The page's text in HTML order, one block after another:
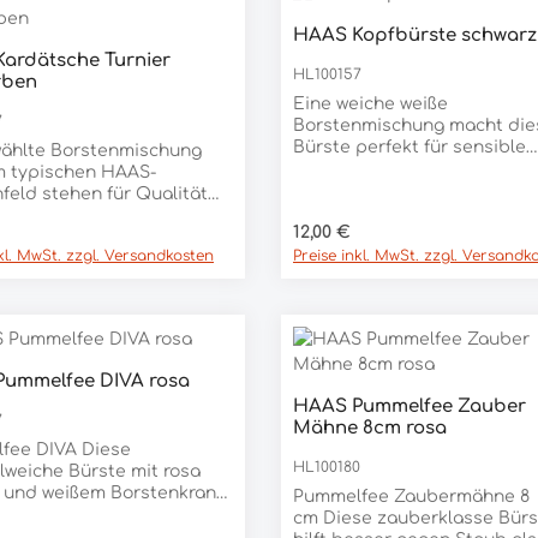
Macht das Haar durch
locker und
glänzend. Es wird
leicht kämmbar und
- ohne dass es
und staubabweisende
Wirkung hält über
Tage an. Dermatologisch
gut getestet, für eine
aber schonende Pflege.
Anzahl: Gib den gewünschten
Turnier
Borstenmischung
typischen HAAS-
stehen für Qualität
Die Borsten
ein wunderbar seidiges
für den Ausritt
Preis:
MwSt. zzgl. Versandkosten
Produkt
HAAS Kopfbürste schwarz
HL100157
Eine weiche weiße
Borstenmischung macht
Bürste perfekt für sensible
Regulärer Preis:
12,00 €
Preise inkl. MwSt. zzgl.
Anzahl: Gib den
DIVA rosa
DIVA Diese
Bürste mit rosa
und weißem Borstenkranz
ProduktStück
HAAS Pummelfee Zauber
Mähne 8cm rosa
HL100180
Pummelfee Zaubermähne 8
cm Diese zauberklasse